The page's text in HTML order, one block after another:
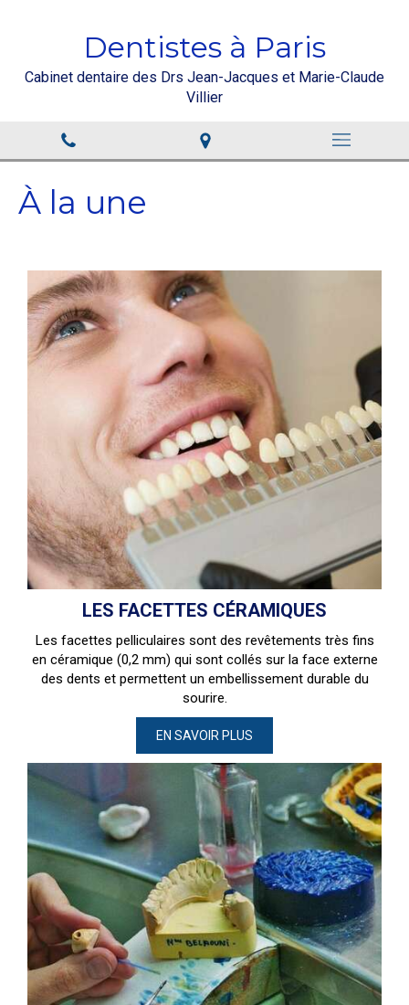
Dentistes à Paris
Cabinet dentaire des Drs Jean-Jacques et Marie-Claude
Villier
À la une
LES FACETTES CÉRAMIQUES
Les facettes pelliculaires sont des revêtements très fins
en céramique (0,2 mm) qui sont collés sur la face externe
des dents et permettent un embellissement durable du
sourire.
EN SAVOIR PLUS